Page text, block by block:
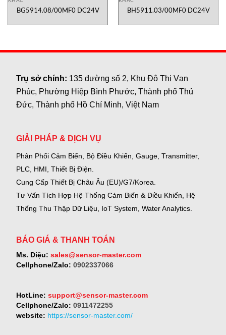
BG5914.08/00MF0 DC24V BH5911.03/00MF0 DC24V
Trụ sở chính: 135 đường số 2, Khu Đô Thị Vạn
Phúc, Phường Hiệp Bình Phước, Thành phố Thủ
Đức, Thành phố Hồ Chí Minh, Việt Nam
GIẢI PHÁP & DỊCH VỤ
Phân Phối Cảm Biến, Bộ Điều Khiển, Gauge, Transmitter,
PLC, HMI, Thiết Bị Điện.
Cung Cấp Thiết Bị Châu Âu (EU)/G7/Korea.
Tư Vấn Tích Hợp Hệ Thống Cảm Biến & Điều Khiển, Hệ
Thống Thu Thập Dữ Liệu, IoT System, Water Analytics.
BÁO GIÁ & THANH TOÁN
Ms. Diệu: sales@sensor-master.com
Cellphone/Zalo: 0902337066
HotLine: support@sensor-master.com
Cellphone/Zalo: 0911472255
website: https://sensor-master.com/